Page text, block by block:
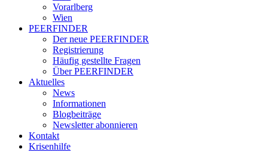
Vorarlberg
Wien
PEERFINDER
Der neue PEERFINDER
Registrierung
Häufig gestellte Fragen
Über PEERFINDER
Aktuelles
News
Informationen
Blogbeiträge
Newsletter abonnieren
Kontakt
Krisenhilfe